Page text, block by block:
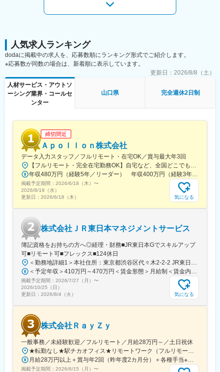
・ソフトだけでなく設備や装置に触れる
・机上ではないリアルな技術力
・高単価領域（制御・組込）
◎圧倒的に成長できる環境
・年間1,040回の勉強会
・講義形式＋実機経験
・OJTでスキル習得
■キャリアパス
・開発エンジニア → 設計エンジニア
・DXエンジニア
・技術スペシャリスト など
当社は、メーカーの設計開発現場に直接入り込むため、評価・試
験といった初期フェーズからスタートしつつも、実機・制御・設
計といった“本質的な技術領域”へ段階的にステップアップできる環
境があります。
また、案件数・業界の幅が圧倒的なため、「合わない環境で我慢
する」のではなく、自身の志向に合わせて成長できるキャリアを
選び続けることが可能です。
変更の範囲：会社の定める業務
とステップアップしていきます。
▼初期フェーズ
・ドキュメント作成
▼ステップアップ後
・詳細設計（処理設計・API設計）
・要件整理・仕様検討
▼将来的には
・技術選定やアーキテクチャ設計
・DX・AI関連プロジェクトへの参画
■案件例
・IoT×スマホアプリ開発
・製造DXシステム（クラウド×AI）
・生産設備管理システム
・業務効率化ツール（RPA・ローコード）
・在庫管理・物流システム
■魅力
◎未経験でも成長できる仕組み
・講義形式・実践型研修が多数
・エンジニア同士のコミュニティあり
◎市場価値が上がる評価制度
・スキル＝技術単価＝年収に直結
・年収1000万円超エンジニア在籍
・成長に応じて案件レベルもアップ
◎キャリアを一緒に考える体制
・「何ができるようになるか」を重視
・上流・DX・AIなど幅広い選択肢
◎大手メーカー案件に挑戦できる
・デンソー／ソニー／三菱重工などと直接取引
・メーカー開発チームの一員として参画
・実務を通して技術力を磨ける
人気求人ランキング
dodaに掲載中の求人を、応募数順にランキング形式でご紹介します。
※応募数が同数の場合は、新着順に表示しています。
更新日： 2026/8/8（土）
人材サービス・アウトソ
ーシング業界・コールセ
ンター
山口県 完全週休2日制
締切間近
Ａｐｏｌｌｏｎ株式会社
データ入力スタッフ／フルリモート・在宅OK／賞与最大年3回
【フルリモート・完全在宅勤務OK】自宅など、全国どこでもあなたが働きやすい場所で働けます★転居を伴う転勤なし★全国47都道府県どこからでも応募OK【本社】東京都新宿区山吹町130番地の15 茜ビル2-A＜アクセス＞有楽町線「江戸川橋駅」、東西線「東西線」より徒歩10分※受動喫煙対策：あり
年収480万円（経験5年／リーダー） 年収400万円（経験3年／メンバー）
掲載予定期間： 2026/6/18（木） 〜
2026/8/19（水）
更新日： 2026/6/18（木） 気になる
株式会社ＪＲ東日本マネジメントサービス
簿記資格をお持ちの方へ◎経理・財務■JR東日本Gでスキルアップ
可■リモート可■フレックス■124休日
＜勤務地詳細1＞本社住所：東京都渋谷区代々木2-2-2 JR東日本本社ビル9階受動喫煙対策：屋内全面禁煙＜勤務地詳細2＞東京都内オフィス住所：東京都23区内 受動喫煙対策：屋内全面禁煙変更の範囲：会社の定める事業所（リモートワーク含む）
＜予定年収＞410万円～470万円＜賃金形態＞月給制＜賃金内訳＞月額（基本給）：240,000円～250,000円＜月給＞240,000円～250,000円＜昇給有無＞有＜残業手当＞有＜給与補足＞※想定年収には残業月20Hも含めています■昇給：年1回■賞与：年2回(合計3.0ヶ月程度)※総合職：計6.0ヶ月程度■モデル年収総合職（課長）900万円総合職（マネージャー）630万円総合職（主任）520万円エリア（課員）410万円賃金はあくまでも目安の金額であり、選考を通じて上下する可能性があります。月給(月額)は固定手当を含めた表記です。
掲載予定期間： 2026/7/27（月） 〜
2026/10/25（日）
更新日： 2026/8/4（火） 気になる
株式会社ＲａｙＺｙ
一般事務／未経験歓迎／フルリモート／月給28万円～／土日祝休
★転勤なし★駅チカオフィス★リモートワーク（フルリモート相談可）※研修期間中・試用期間中はオフィス出社となります【本社】東京都渋谷区神宮前6-18-5鷹羽ビル7階◆最寄り駅：JR渋谷駅／徒歩約5分◆最寄り駅：東京メトロ千代田線・明治神宮前／徒歩約9分◆最寄り駅：JR原宿駅／徒歩約13分
月給28万円以上＋賞与年2回（昨年度2カ月分）＋各種手当※経験・能力等を考慮のうえ、決定いたします。
掲載予定期間： 2026/6/15（月） 〜